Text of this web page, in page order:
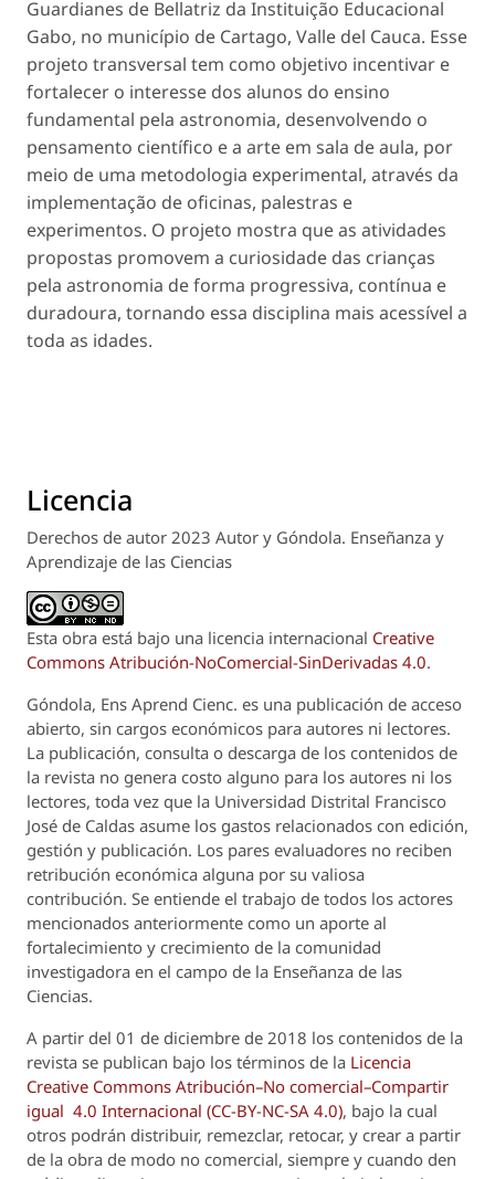
Guardianes de Bellatriz da Instituição Educacional
Gabo, no município de Cartago, Valle del Cauca. Esse
projeto transversal tem como objetivo incentivar e
fortalecer o interesse dos alunos do ensino
fundamental pela astronomia, desenvolvendo o
pensamento científico e a arte em sala de aula, por
meio de uma metodologia experimental, através da
implementação de oficinas, palestras e
experimentos. O projeto mostra que as atividades
propostas promovem a curiosidade das crianças
pela astronomia de forma progressiva, contínua e
duradoura, tornando essa disciplina mais acessível a
toda as idades.
Licencia
Derechos de autor 2023 Autor y Góndola. Enseñanza y
Aprendizaje de las Ciencias
Esta obra está bajo una licencia internacional Creative
Commons Atribución-NoComercial-SinDerivadas 4.0.
Góndola, Ens Aprend Cienc. es una publicación de acceso
abierto, sin cargos económicos para autores ni lectores.
La publicación, consulta o descarga de los contenidos de
la revista no genera costo alguno para los autores ni los
lectores, toda vez que la Universidad Distrital Francisco
José de Caldas asume los gastos relacionados con edición,
gestión y publicación. Los pares evaluadores no reciben
retribución económica alguna por su valiosa
contribución. Se entiende el trabajo de todos los actores
mencionados anteriormente como un aporte al
fortalecimiento y crecimiento de la comunidad
investigadora en el campo de la Enseñanza de las
Ciencias.
A partir del 01 de diciembre de 2018 los contenidos de la
revista se publican bajo los términos de la Licencia
Creative Commons Atribución–No comercial–Compartir
igual 4.0 Internacional (CC-BY-NC-SA 4.0), bajo la cual
otros podrán distribuir, remezclar, retocar, y crear a partir
de la obra de modo no comercial, siempre y cuando den